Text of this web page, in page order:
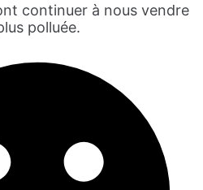
continuer à nous vendre
polluée.